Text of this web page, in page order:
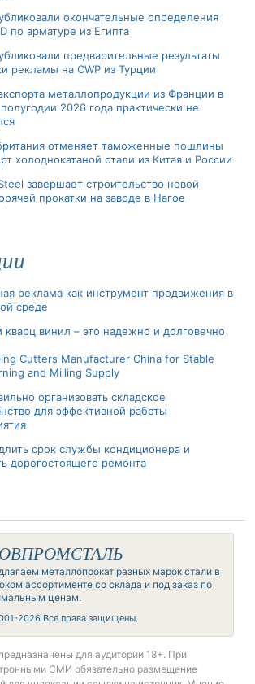
окончательные определения
по арматуре из Египта
предварительные результаты
рекламы на CWP из Турции
металлопродукции из Франции в
2026 года практически не
отменяет таможенные пошлины
холоднокатаной стали из Китая и России
завершает строительство новой
прокатки на заводе в Нагое
реклама как инструмент продвижения в
среде
кварц винил – это надежно и долговечно
Cutters Manufacturer China for Stable
and Milling Supply
организовать складское
для эффективной работы
срок службы кондиционера и
дорогостоящего ремонта
металлопрокат разных марок стали в
ассортименте со склада и под заказ по
ценам.
2026 Все права защищены.
для аудитории 18+. При
СМИ обязательно размещение